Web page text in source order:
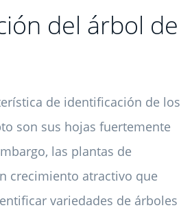
del árbol de
de identificación de los
son sus hojas fuertemente
las plantas de
crecimiento atractivo que
variedades de árboles